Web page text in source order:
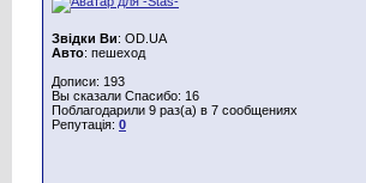
Звідки Ви: OD.UA
Авто: пешеход
Дописи: 193
Вы сказали Спасибо: 16
Поблагодарили 9 раз(а) в 7 сообщениях
Репутація: 0